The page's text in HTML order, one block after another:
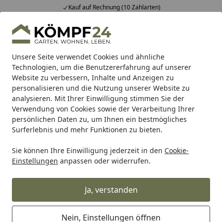
Unsere Seite verwendet Cookies und ähnliche
Technologien, um die Benutzererfahrung auf unserer
Website zu verbessern, Inhalte und Anzeigen zu
personalisieren und die Nutzung unserer Website zu
analysieren. Mit Ihrer Einwilligung stimmen Sie der
Verwendung von Cookies sowie der Verarbeitung Ihrer
persönlichen Daten zu, um Ihnen ein bestmögliches
Surferlebnis und mehr Funktionen zu bieten.
Sie können Ihre Einwilligung jederzeit in den Cookie-
Einstellungen anpassen oder widerrufen.
Ja, verstanden
Nein, Einstellungen öffnen
Kauf auf Rechnung (10 Zahlarten)
Alle Produkte
Mein Konto
Suchen
Startseite
Alpina Alpina Farbenfreunde Nr. 03 Seesternorange 2,5
Alpina Farbenfreunde Nr. 03
Seesternorange 2,5 Liter matt